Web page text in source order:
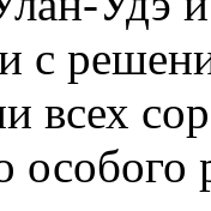
с
всех
особого